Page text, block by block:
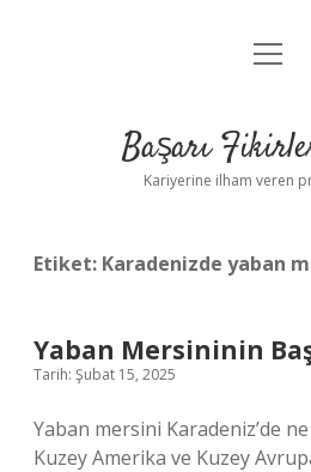
Anasayfa
Yasal
menüyü
Başarı
Kariyerine ilham veren
Etiket: Karadenizde yaban
Yaban Mersininin
Tarih: Şubat 15, 2025
Yaban mersini Karadeniz’de
Kuzey Amerika ve Kuzey